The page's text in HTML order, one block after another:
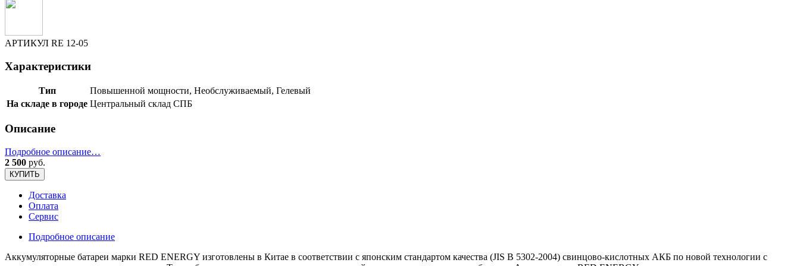
АРТИКУЛ RE 12-05
Характеристики
Тип
Повышенной мощности, Необслуживаемый, Гелевый
На складе в городе Центральный склад СПБ
Описание
Подробное описание…
2 500 руб.
КУПИТЬ
Доставка
Оплата
Сервис
Подробное описание
Аккумуляторные батареи марки RED ENERGY изготовлены в Китае в соответствии c японским стандартом качества (JIS В 5302-2004) свинцово-кислотных АКБ по новой технологии с